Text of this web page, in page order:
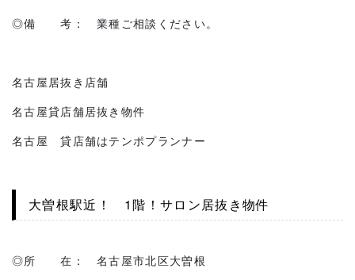
◎備 考： 業種ご相談ください。
名古屋居抜き店舗
名古屋貸店舗居抜き物件
名古屋 貸店舗はテンポプランナー
大曽根駅近！ 1階！サロン居抜き物件
◎所 在： 名古屋市北区大曽根